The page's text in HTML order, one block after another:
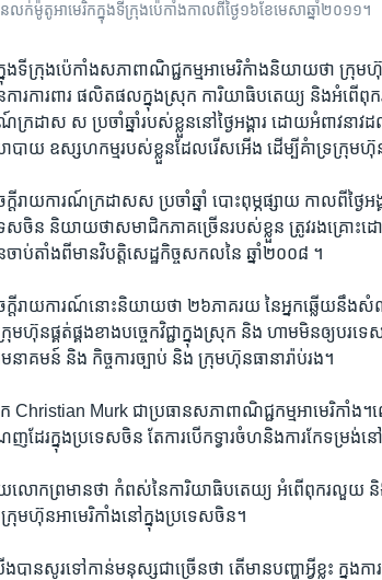
លក់​ម៉ូតូ​អាមេរិក​ក្នុង​ទីក្រុង​ប៉េកាំង​កាល​ពី​ថ្ងៃ​១៦​​ខែ​មេសា​​ឆ្នាំ​២០១១។
ង​ទី​ក្រុង​ប៉េកាំង​សភា​ពាណិជ្ជកម្ម​អាមេរិកំាងនិយាយ​ថា​ ក្រុម​
ការ​ការ​ពារ​ ផលិតផល​ក្នុង​ស្រុក ​ការិយាធិបតេយ្យ​ និង​អំពើ​ពុ
ក្រដាស​ ស ​ប្រចាំ​ឆ្នាំ​របស់​ខ្លួន​នៅ​ថ្ងៃ​អង្គារ​ ដោយ​អំពាវ​នា
បាយ ​ឧស្សហកម្ម​របស់​ខ្លួន​ដែល​រើស​អើង​ ដើម្បី​គំា​ទ្រ​ក្រុមហ៊ុ
ដីរាយការណ៍​ក្រដាស​ស ​ប្រចាំឆ្នាំ​ បោះ​ពុម្ភ​ផ្សាយ​ កាល​ពី​ថ្ងៃ​អ
ស​ចិន ​និយាយ​ថា​សមាជិក​ភាគ​ច្រើន​របស់​ខ្លួន​ ត្រូវរងគ្រោះ​ដ
ចាប់​តាំង​ពី​មាន​វិបត្ដិ​សេដ្ឋកិច្ច​សកល​នៃ​ ឆ្នាំ​២០០៨ ។
ក្ដីរាយការណ៍​នោះ​និយាយ​ថា​ ២៦​ភាគ​រយ ​នៃ​អ្នកឆ្លើយ​នឹង​
មហ៊ុន​ផ្គត់ផ្គង​ខាង​បច្ចេកវិជ្ជា​ក្នុង​ស្រុក​ និង​ ហាម​មិន​ឲ្យ​បរទ
នាគមន៍​ និង​ កិច្ចការ​ច្បាប់​ និង​ ក្រុមហ៊ុន​ធានារ៉ាប់រង។
Christian ​Murk​ ជាប្រធាន​សភា​ពាណិជ្ជកម្ម​អាមេរិកាំង។
ដែរ​ក្នុង​ប្រទេស​ចិន​ តែ​ការ​បើក​ទ្វារ​ចំហ​និង​ការ​កែ​ទម្រង់​នៅ​
ោក​ព្រមាន​ថា ​កំពស់​នៃ​ការិយាធិបតេយ្យ អំពើ​ពុករលួយ ​និង ក
រុមហ៊ុនអាមេរិកាំង​នៅ​ក្នុង​ប្រទេសចិន។
បាន​សូរ​ទៅ​កាន់​មនុស្ស​ជា​ច្រើន​ថា​ តើ​មាន​បញ្ហា​អ្វី​ខ្លះ​ ក្នុង​ក